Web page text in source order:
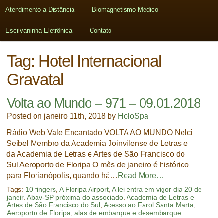
Atendimento a Distância Biomagnetismo Médico
Escrivaninha Eletrônica Contato
Tag: Hotel Internacional
Gravatal
Volta ao Mundo – 971 – 09.01.2018
Posted on janeiro 11th, 2018 by HoloSpa
Rádio Web Vale Encantado VOLTA AO MUNDO Nelci
Seibel Membro da Academia Joinvilense de Letras e
da Academia de Letras e Artes de São Francisco do
Sul Aeroporto de Floripa O mês de janeiro é histórico
para Florianópolis, quando há… Read More…
Tags: 10 fingers, A Floripa Airport, A lei entra em vigor dia 20 de
janeir, Abav-SP próxima do associado, Academia de Letras e
Artes de São Francisco do Sul, Acesso ao Farol Santa Marta
Aeroporto de Floripa alas de embarque e desembarque